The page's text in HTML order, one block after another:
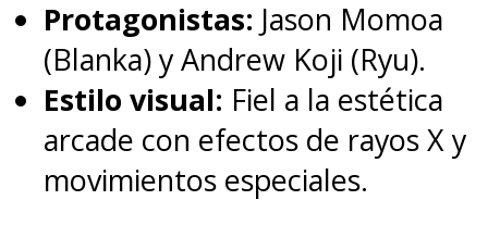
Considerando la situación
sanitaria, puede que llegue en
formato casero antes de poder
verla en cines chilenos.
Protagonistas: Jason Momoa
(Blanka) y Andrew Koji (Ryu).
Estilo visual: Fiel a la estética
arcade con efectos de rayos X y
movimientos especiales.